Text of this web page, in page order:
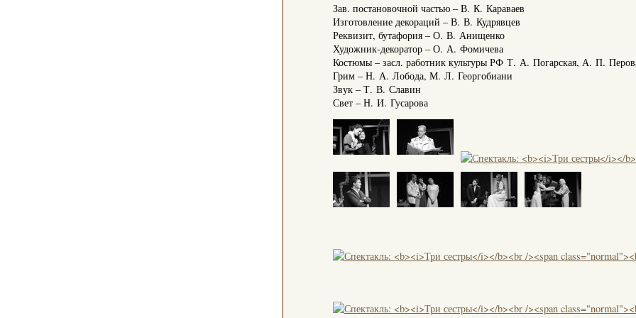
Зав. постановочной частью – В. К. Караваев
Изготовление декораций – В. В. Кудрявцев
Реквизит, бутафория – О. В. Анищенко
Художник-декоратор – О. А. Фомичева
Костюмы – засл. работник культуры РФ Т. А. Погарская, А. П.
Грим – Н. А. Лобода, М. Л. Георгобиани
Звук – Т. В. Славин
Свет – Н. И. Гусарова